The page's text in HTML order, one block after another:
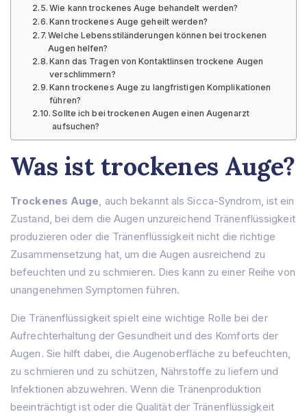
Wie kann trockenes Auge behandelt werden?
Kann trockenes Auge geheilt werden?
Welche Lebensstiländerungen können bei trockenen
Augen helfen?
Kann das Tragen von Kontaktlinsen trockene Augen
verschlimmern?
Kann trockenes Auge zu langfristigen Komplikationen
führen?
Sollte ich bei trockenen Augen einen Augenarzt
aufsuchen?
Was ist trockenes Auge?
Trockenes Auge, auch bekannt als Sicca-Syndrom, ist ein
Zustand, bei dem die Augen unzureichend Tränenflüssigkeit
produzieren oder die Tränenflüssigkeit nicht die richtige
Zusammensetzung hat, um die Augen ausreichend zu
befeuchten und zu schmieren. Dies kann zu einer Reihe von
unangenehmen Symptomen führen.
Die Tränenflüssigkeit spielt eine wichtige Rolle bei der
Aufrechterhaltung der Gesundheit und des Komforts der
Augen. Sie hilft dabei, die Augenoberfläche zu befeuchten,
zu schmieren und zu schützen, Nährstoffe zu liefern und
Infektionen abzuwehren. Wenn die Tränenproduktion
beeinträchtigt ist oder die Qualität der Tränenflüssigkeit